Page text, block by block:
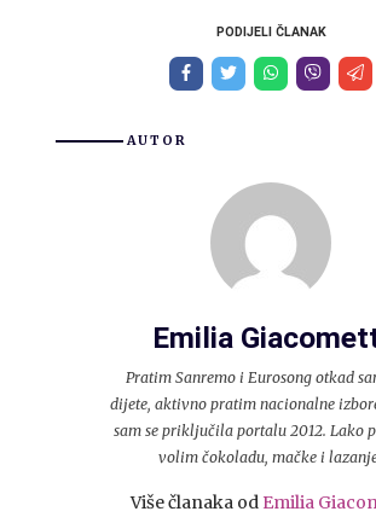
PODIJELI ČLANAK
AUTOR
Emilia
Pratim Sanremo i Eurosong otkad
dijete, aktivno pratim nacionalne
sam se priključila portalu 2012. Lako
volim čokoladu, mačke i
Više članaka od Emilia